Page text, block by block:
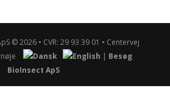
© 2026 • CVR: 29 93 39 01 • Cen­ter­vej
| Besøg
BioInsect ApS